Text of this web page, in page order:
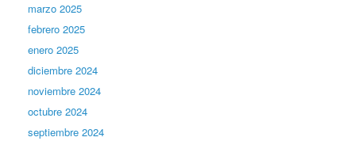
marzo 2025
febrero 2025
enero 2025
diciembre 2024
noviembre 2024
octubre 2024
septiembre 2024